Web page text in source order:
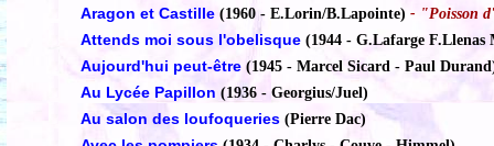
Aragon et Castille (1960 - E.Lorin/B.Lapointe) - "Poisson
Attends moi sous l'obelisque (1944 - G.Lafarge F.Llenas
Aujourd'hui peut-être (1945 - Marcel Sicard - Paul
Au Lycée Papillon (1936 - Georgius/Juel)
Au salon des loufoqueries (Pierre Dac)